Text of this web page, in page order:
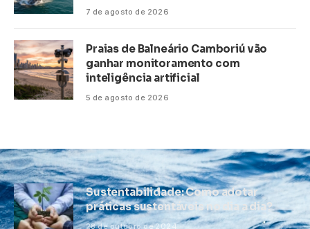
7 de agosto de 2026
Praias de Balneário Camboriú vão
ganhar monitoramento com
inteligência artificial
5 de agosto de 2026
Sustentabilidade: Como adotar
práticas sustentáveis no dia a dia?
28 de outubro de 2024